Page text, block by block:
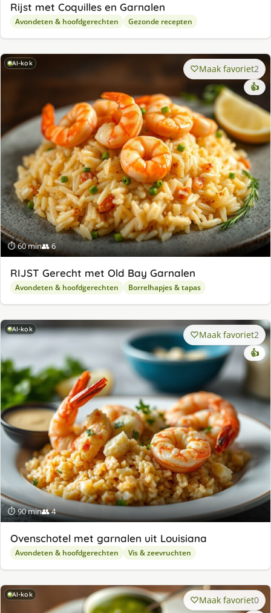
Rijst met Coquilles en Garnalen
Avondeten & hoofdgerechten Gezonde recepten
AI-kok
⏱ 60 min👥 6
Maak favoriet2
👍
RIJST Gerecht met Old Bay Garnalen
Avondeten & hoofdgerechten Borrelhapjes & tapas
AI-kok
⏱ 90 min👥 4
Maak favoriet2
👍
Ovenschotel met garnalen uit Louisiana
Avondeten & hoofdgerechten Vis & zeevruchten
AI-kok Maak favoriet0